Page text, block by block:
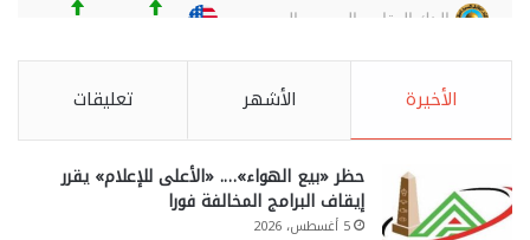
الأخيرة الأشهر تعليقات
حظر «بيع الهواء»…. «الأعلى للإعلام» يقرر
إيقاف البرامج المخالفة فورا
5 أغسطس، 2026